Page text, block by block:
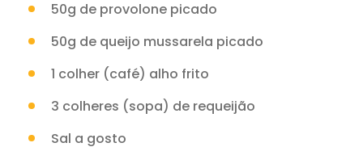
50g de provolone picado
50g de queijo mussarela picado
1 colher (café) alho frito
3 colheres (sopa) de requeijão
Sal a gosto